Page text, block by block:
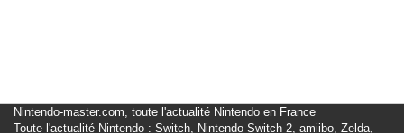
Nintendo-master.com, toute l'actualité Nintendo en France
Toute l'actualité Nintendo : Switch, Nintendo Switch 2, amiibo, Zelda,